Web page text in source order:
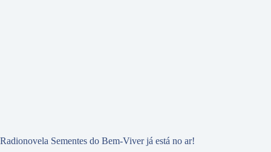
Radionovela Sementes do Bem-Viver já está no ar!